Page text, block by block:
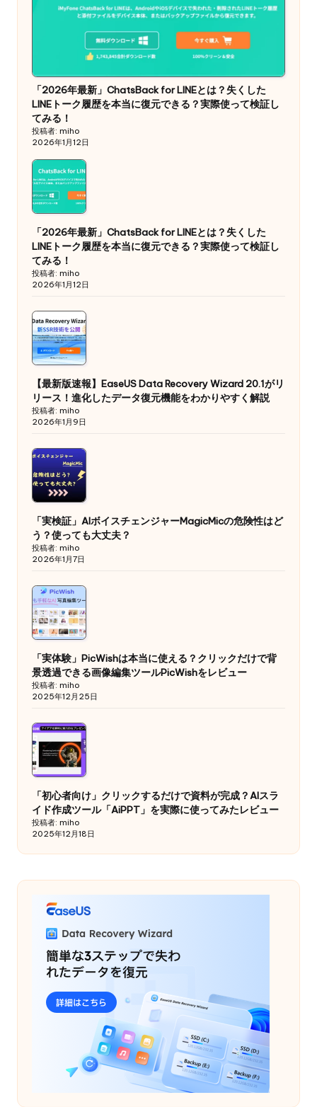
「2026年最新」ChatsBack for LINEとは？失くした
LINEトーク履歴を本当に復元できる？実際使って検証し
てみる！
投稿者: miho
2026年1月12日
「2026年最新」ChatsBack for LINEとは？失くした
LINEトーク履歴を本当に復元できる？実際使って検証し
てみる！
投稿者: miho
2026年1月12日
【最新版速報】EaseUS Data Recovery Wizard 20.1がリ
リース！進化したデータ復元機能をわかりやすく解説
投稿者: miho
2026年1月9日
「実検証」AIボイスチェンジャーMagicMicの危険性はど
う？使っても大丈夫？
投稿者: miho
2026年1月7日
「実体験」PicWishは本当に使える？クリックだけで背
景透過できる画像編集ツールPicWishをレビュー
投稿者: miho
2025年12月25日
「初心者向け」クリックするだけで資料が完成？AIスラ
イド作成ツール「AiPPT」を実際に使ってみたレビュー
投稿者: miho
2025年12月18日